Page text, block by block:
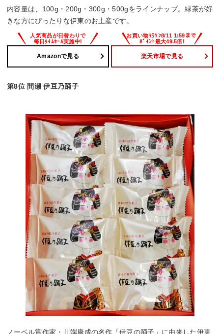
内容量は、100g・200g・300g・500gをラインナップ。緑茶が好
きな方にぴったりな伊東のお土産です。
Amazonで見る 楽天市場で見る
第8位 間瀬 伊豆乃踊子
ノーベル賞作家・川端康成の名作「伊豆の踊子」に由来した伊東